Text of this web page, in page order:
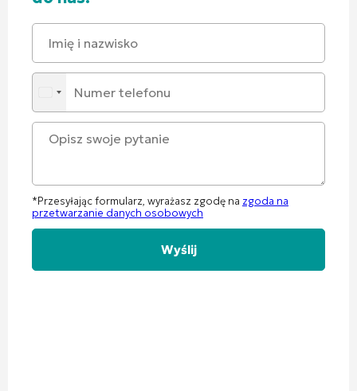
*Przesyłając formularz, wyrażasz zgodę na zgoda na
przetwarzanie danych osobowych